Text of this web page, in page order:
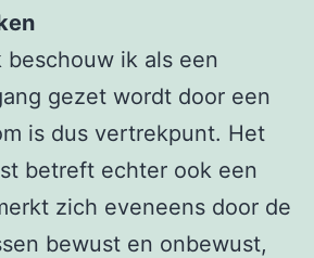
beschouw ik als een
gezet wordt door een
is dus vertrekpunt. Het
betreft echter ook een
zich eveneens door de
bewust en onbewust,